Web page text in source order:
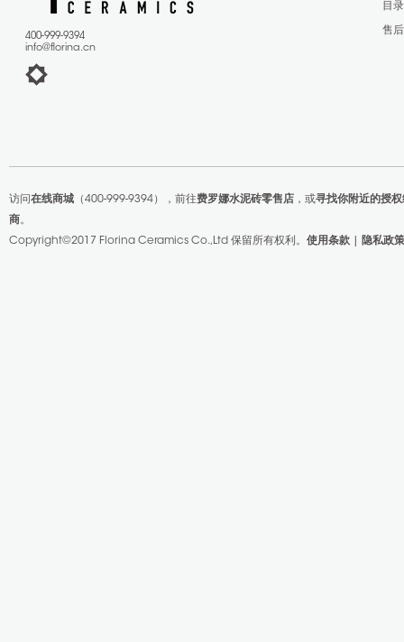
400-999-9394
info@florina.cn
目
售
访问 在线商城（400-999-9394），前往费罗娜水泥砖零售店，或寻找你附近的授权
商。
Copyright©2017 Florina Ceramics Co.,Ltd 保留所有权利。 使用条款| 隐私政策